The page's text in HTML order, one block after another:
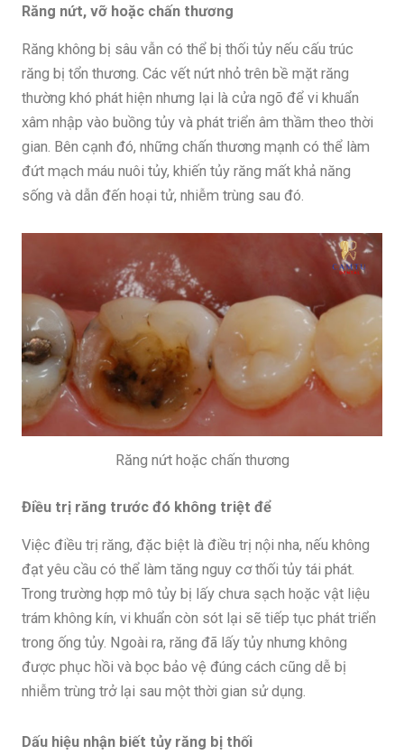
Răng nứt, vỡ hoặc chấn thương
Răng không bị sâu vẫn có thể bị thối tủy nếu cấu trúc
răng bị tổn thương. Các vết nứt nhỏ trên bề mặt răng
thường khó phát hiện nhưng lại là cửa ngõ để vi khuẩn
xâm nhập vào buồng tủy và phát triển âm thầm theo thời
gian. Bên cạnh đó, những chấn thương mạnh có thể làm
đứt mạch máu nuôi tủy, khiến tủy răng mất khả năng
sống và dẫn đến hoại tử, nhiễm trùng sau đó.
Răng nứt hoặc chấn thương
Điều trị răng trước đó không triệt để
Việc điều trị răng, đặc biệt là điều trị nội nha, nếu không
đạt yêu cầu có thể làm tăng nguy cơ thối tủy tái phát.
Trong trường hợp mô tủy bị lấy chưa sạch hoặc vật liệu
trám không kín, vi khuẩn còn sót lại sẽ tiếp tục phát triển
trong ống tủy. Ngoài ra, răng đã lấy tủy nhưng không
được phục hồi và bọc bảo vệ đúng cách cũng dễ bị
nhiễm trùng trở lại sau một thời gian sử dụng.
Dấu hiệu nhận biết tủy răng bị thối